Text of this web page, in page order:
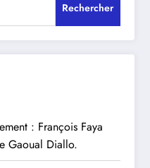
Rechercher
: François Faya
Gaoual Diallo.